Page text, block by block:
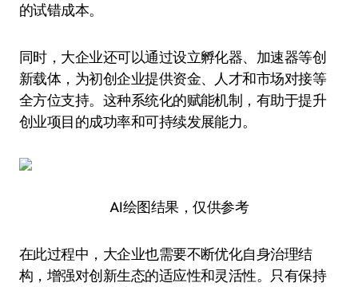
的试错成本。
同时，大企业还可以通过设立孵化器、加速器等创
新载体，为初创企业提供资金、人才和市场对接等
全方位支持。这种系统化的赋能机制，有助于提升
创业项目的成功率和可持续发展能力。
AI绘图结果，仅供参考
在此过程中，大企业也需要不断优化自身治理结
构，增强对创新生态的适应性和灵活性。只有保持